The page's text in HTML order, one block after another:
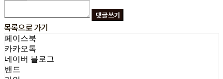
댓글 쓰기
목록으로 가기
페이스북
카카오톡
네이버 블로그
밴드